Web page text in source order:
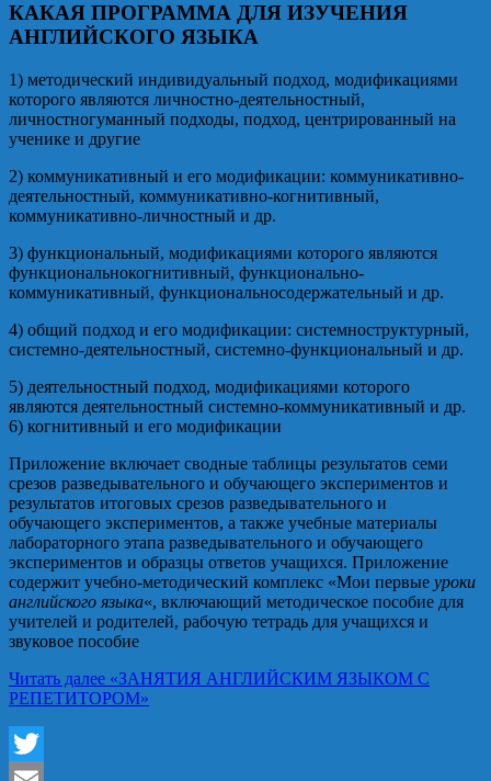
КАКАЯ ПРОГРАММА ДЛЯ ИЗУЧЕНИЯ
АНГЛИЙСКОГО ЯЗЫКА
1) методический индивидуальный подход, модификациями
которого являются личностно-деятельностный,
личностногуманный подходы, подход, центрированный на
ученике и другие
2) коммуникативный и его модификации: коммуникативно-
деятельностный, коммуникативно-когнитивный,
коммуникативно-личностный и др.
3) функциональный, модификациями которого являются
функциональнокогнитивный, функционально-
коммуникативный, функциональносодержательный и др.
4) общий подход и его модификации: системноструктурный,
системно-деятельностный, системно-функциональный и др.
5) деятельностный подход, модификациями которого
являются деятельностный системно-коммуникативный и др.
6) когнитивный и его модификации
Приложение включает сводные таблицы результатов семи
срезов разведывательного и обучающего экспериментов и
результатов итоговых срезов разведывательного и
обучающего экспериментов, а также учебные материалы
лабораторного этапа разведывательного и обучающего
экспериментов и образцы ответов учащихся. Приложение
содержит учебно-методический комплекс «Мои первые уроки
английского языка«, включающий методическое пособие для
учителей и родителей, рабочую тетрадь для учащихся и
звуковое пособие
Читать далее «ЗАНЯТИЯ АНГЛИЙСКИМ ЯЗЫКОМ С
РЕПЕТИТОРОМ»